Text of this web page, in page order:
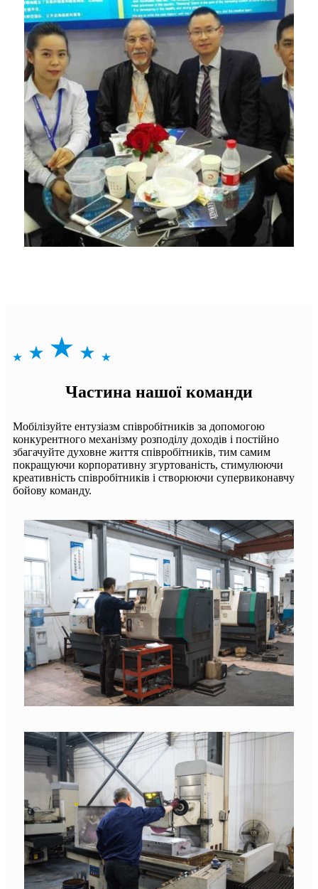
Частина нашої команди
Мобілізуйте ентузіазм співробітників за допомогою
конкурентного механізму розподілу доходів і постійно
збагачуйте духовне життя співробітників, тим самим
покращуючи корпоративну згуртованість, стимулюючи
креативність співробітників і створюючи супервиконавчу
бойову команду.